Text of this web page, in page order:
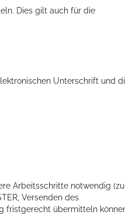
Dies gilt auch für die
Unterschrift und
Arbeitsschritte notwendig
Versenden des
fristgerecht übermitteln